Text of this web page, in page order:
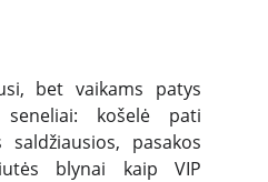
bet vaikams patys
košelė pati
saldžiausios, pasakos
blynai kaip VIP